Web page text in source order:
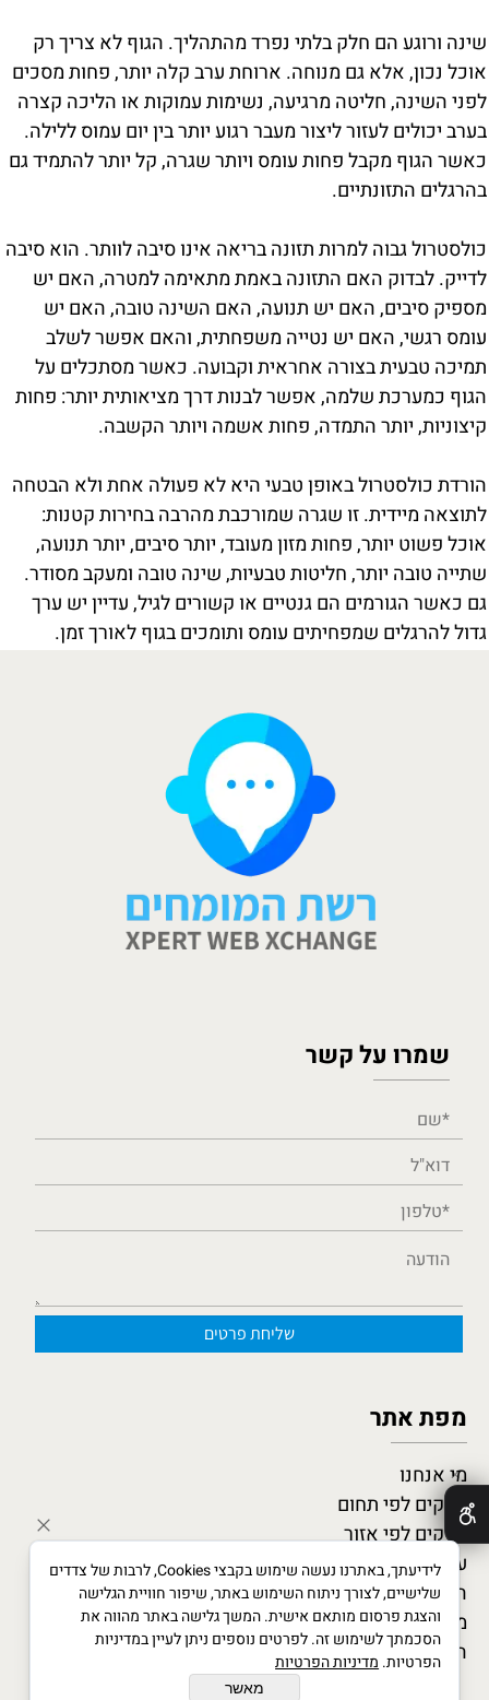
שינה ורוגע הם חלק בלתי נפרד מהתהליך. הגוף לא צריך רק
אוכל נכון, אלא גם מנוחה. ארוחת ערב קלה יותר, פחות מסכים
לפני השינה, חליטה מרגיעה, נשימות עמוקות או הליכה קצרה
בערב יכולים לעזור ליצור מעבר רגוע יותר בין יום עמוס ללילה.
כאשר הגוף מקבל פחות עומס ויותר שגרה, קל יותר להתמיד גם
בהרגלים התזונתיים.
כולסטרול גבוה למרות תזונה בריאה אינו סיבה לוותר. הוא סיבה
לדייק. לבדוק האם התזונה באמת מתאימה למטרה, האם יש
מספיק סיבים, האם יש תנועה, האם השינה טובה, האם יש
עומס רגשי, האם יש נטייה משפחתית, והאם אפשר לשלב
תמיכה טבעית בצורה אחראית וקבועה. כאשר מסתכלים על
הגוף כמערכת שלמה, אפשר לבנות דרך מציאותית יותר: פחות
קיצוניות, יותר התמדה, פחות אשמה ויותר הקשבה.
הורדת כולסטרול באופן טבעי היא לא פעולה אחת ולא הבטחה
לתוצאה מיידית. זו שגרה שמורכבת מהרבה בחירות קטנות:
אוכל פשוט יותר, פחות מזון מעובד, יותר סיבים, יותר תנועה,
שתייה טובה יותר, חליטות טבעיות, שינה טובה ומעקב מסודר.
גם כאשר הגורמים הם גנטיים או קשורים לגיל, עדיין יש ערך
גדול להרגלים שמפחיתים עומס ותומכים בגוף לאורך זמן.
שמרו על קשר
מפת אתר
מי אנחנו
עסקים לפי תחום
עסקים לפי אזור
עסקים מומלצים
המגזין העסקי
מדריך לעסקים חדשים
הצטרף כמומחה
✕
לידיעתך, באתרנו נעשה שימוש בקבצי Cookies, לרבות של צדדים
שלישיים, לצורך ניתוח השימוש באתר, שיפור חוויית הגלישה
והצגת פרסום מותאם אישית. המשך גלישה באתר מהווה את
הסכמתך לשימוש זה. לפרטים נוספים ניתן לעיין במדיניות
הפרטיות. מדיניות הפרטיות
מאשר